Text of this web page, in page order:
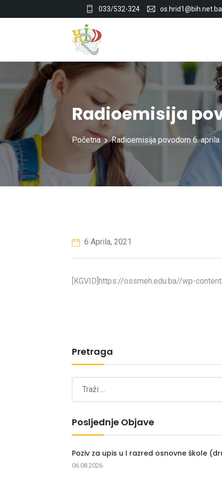
033/532-324 os.hrid1@bih.net.ba
Radioemisija
Početna Radioemisija povodom 6. aprila
6 Aprila, 2021
[KGVID]https://ossmeh.edu.ba//wp-
Pretraga
Posljednje Objave
Poziv za upis u I razred osnovne škole
06.08.2026.